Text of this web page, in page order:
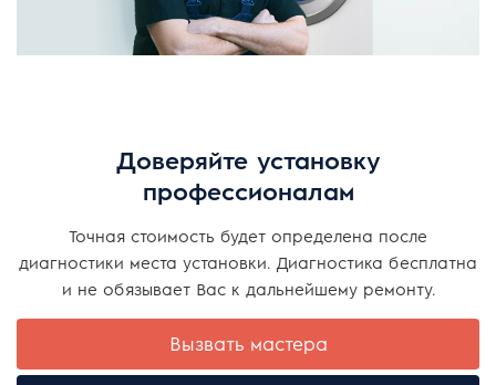
Доверяйте установку
профессионалам
Точная стоимость будет определена после
диагностики места установки. Диагностика бесплатна
и не обязывает Вас к дальнейшему ремонту.
Вызвать мастера